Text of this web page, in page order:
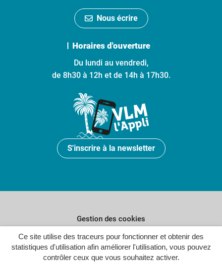
Ce site utilise des traceurs pour fonctionner et obtenir des
statistiques d'utilisation afin améliorer l'utilisation, vous pouvez
contrôler ceux que vous souhaitez activer.
Nous écrire
Horaires d'ouverture
Du lundi au vendredi,
de 8h30 à 12h et de 14h à 17h30.
S'inscrire à la newsletter
Gestion des cookies
Plan du site
Politique de confidentialité